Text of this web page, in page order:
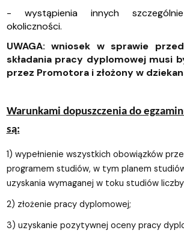
- wystąpienia innych
okoliczności.
UWAGA: wniosek w sprawie
składania pracy dyplomowej musi
przez Promotora i złożony w
Warunkami dopuszczenia do
są:
1) wypełnienie wszystkich obowiązków
programem studiów, w tym planem
uzyskania wymaganej w toku studiów
2) złożenie pracy dyplomowej;
3) uzyskanie pozytywnej oceny pracy